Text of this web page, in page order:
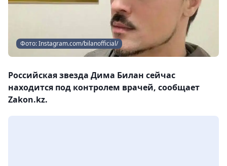
Фото: Instagram.com/bilanofficial/
Российская звезда Дима Билан сейчас
находится под контролем врачей, сообщает
Zakon.kz.